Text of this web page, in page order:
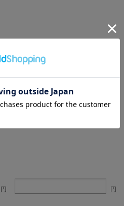
円 円